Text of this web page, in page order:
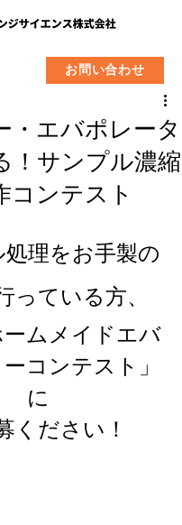
お問い合わせ
・エバポレータ
！サンプル濃縮
コンテスト
理をお手製の
っている方、
ムメイドエバ
コンテスト」
に
ください！